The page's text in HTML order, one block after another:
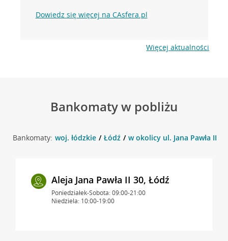
Dowiedz się więcej na CAsfera.pl
Więcej aktualności
Bankomaty w pobliżu
Bankomaty: woj. łódzkie Łódź w okolicy ul. Jana Pawła II
Aleja Jana Pawła II 30, Łódź
Poniedziałek-Sobota: 09:00-21:00
Niedziela: 10:00-19:00